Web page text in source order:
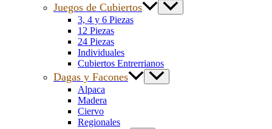
Juegos de Cubiertos
3, 4 y 6 Piezas
12 Piezas
24 Piezas
Individuales
Cubiertos Entrerrianos
Dagas y Facones
Alpaca
Madera
Ciervo
Regionales